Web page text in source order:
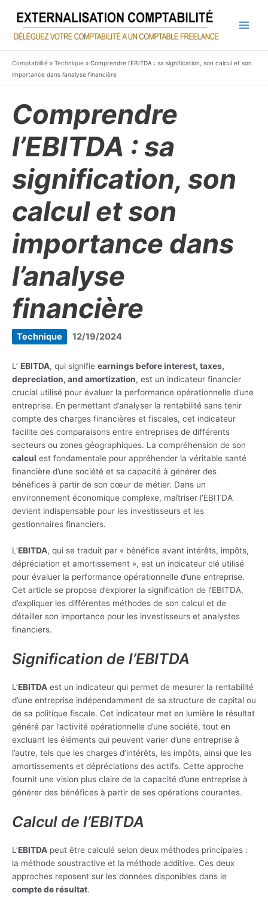
contenu
Comptabilité » Technique » Comprendre l’EBITDA : sa signification, son calcul et son
importance dans l’analyse financière
Comprendre
l’EBITDA : sa
signification, son
calcul et son
importance dans
l’analyse
financière
Technique 12/19/2024
L’ EBITDA, qui signifie earnings before interest, taxes,
depreciation, and amortization, est un indicateur financier
crucial utilisé pour évaluer la performance opérationnelle d’une
entreprise. En permettant d’analyser la rentabilité sans tenir
compte des charges financières et fiscales, cet indicateur
facilite des comparaisons entre entreprises de différents
secteurs ou zones géographiques. La compréhension de son
calcul est fondamentale pour appréhender la véritable santé
financière d’une société et sa capacité à générer des
bénéfices à partir de son cœur de métier. Dans un
environnement économique complexe, maîtriser l’EBITDA
devient indispensable pour les investisseurs et les
gestionnaires financiers.
L’EBITDA, qui se traduit par « bénéfice avant intérêts, impôts,
dépréciation et amortissement », est un indicateur clé utilisé
pour évaluer la performance opérationnelle d’une entreprise.
Cet article se propose d’explorer la signification de l’EBITDA,
d’expliquer les différentes méthodes de son calcul et de
détailler son importance pour les investisseurs et analystes
financiers.
Signification de l’EBITDA
L’EBITDA est un indicateur qui permet de mesurer la rentabilité
d’une entreprise indépendamment de sa structure de capital ou
de sa politique fiscale. Cet indicateur met en lumière le résultat
généré par l’activité opérationnelle d’une société, tout en
excluant les éléments qui peuvent varier d’une entreprise à
l’autre, tels que les charges d’intérêts, les impôts, ainsi que les
amortissements et dépréciations des actifs. Cette approche
fournit une vision plus claire de la capacité d’une entreprise à
générer des bénéfices à partir de ses opérations courantes.
Calcul de l’EBITDA
L’EBITDA peut être calculé selon deux méthodes principales :
la méthode soustractive et la méthode additive. Ces deux
approches reposent sur les données disponibles dans le
compte de résultat.